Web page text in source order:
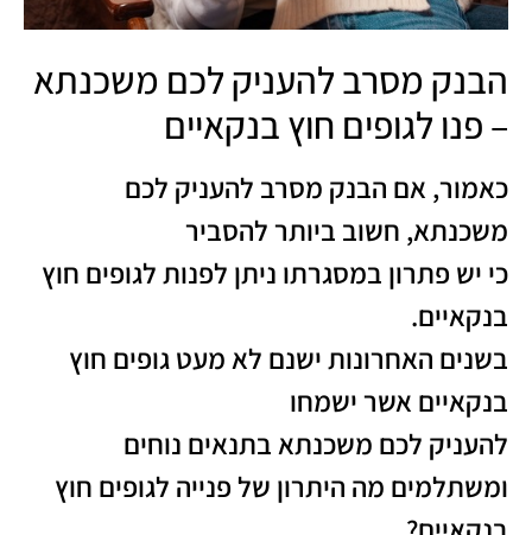
הבנק מסרב להעניק לכם משכנתא
– פנו לגופים חוץ בנקאיים
כאמור, אם הבנק מסרב להעניק לכם
משכנתא, חשוב ביותר להסביר
כי יש פתרון במסגרתו ניתן לפנות לגופים חוץ
בנקאיים.
בשנים האחרונות ישנם לא מעט גופים חוץ
בנקאיים אשר ישמחו
להעניק לכם משכנתא בתנאים נוחים
ומשתלמים מה היתרון של פנייה לגופים חוץ